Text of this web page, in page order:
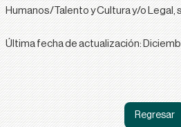
Humanos/Talento y Culturay/o Legal,
Última fecha de actualización:
Regresar